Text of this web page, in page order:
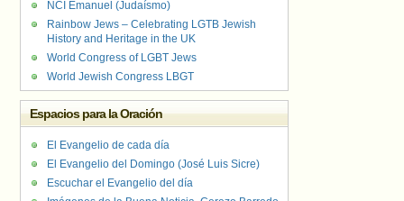
NCI Emanuel (Judaísmo)
Rainbow Jews – Celebrating LGTB Jewish
History and Heritage in the UK
World Congress of LGBT Jews
World Jewish Congress LBGT
Espacios para la Oración
El Evangelio de cada día
El Evangelio del Domingo (José Luis Sicre)
Escuchar el Evangelio del día